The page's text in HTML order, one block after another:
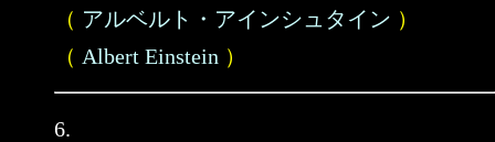
（ アルベルト・アインシュタイン ）
（ Albert Einstein ）
6.